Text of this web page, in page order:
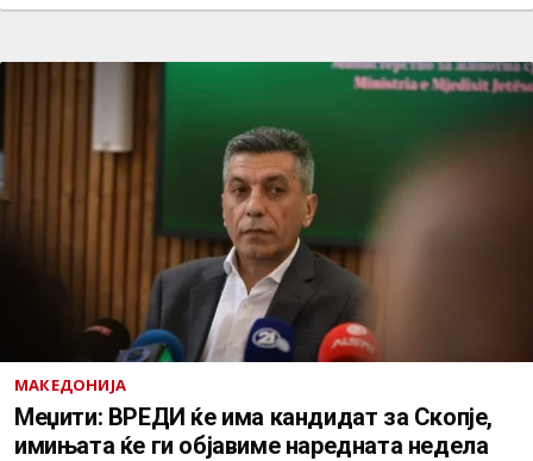
МАКЕДОНИЈА
Меџити: ВРЕДИ ќе има кандидат за Скопје,
имињата ќе ги објавиме наредната недела